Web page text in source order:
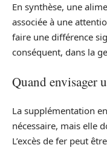
En synthèse, une
associée à une
faire une différence
conséquent, dans la
Quand envisager
La supplémentation
nécessaire, mais elle
L’excès de fer peut